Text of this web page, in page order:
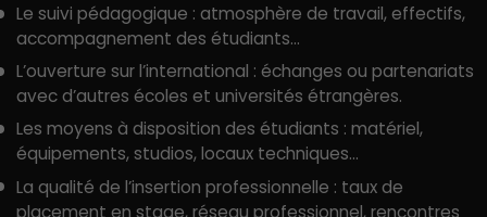
Le suivi pédagogique : atmosphère de travail, effectifs,
accompagnement des étudiants…
L’ouverture sur l’international : échanges ou partenariats
avec d’autres écoles et universités étrangères.
Les moyens à disposition des étudiants : matériel,
équipements, studios, locaux techniques…
La qualité de l’insertion professionnelle : taux de
placement en stage, réseau professionnel, rencontres